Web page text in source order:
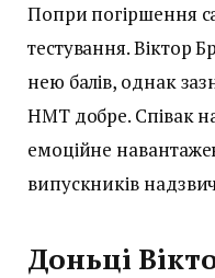
Попри погіршення
тестування. Віктор
нею балів, однак
НМТ добре. Співак
емоційне
випускників
Доньці